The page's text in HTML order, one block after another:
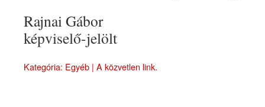
Rajnai Gábor
képviselő-jelölt
Kategória: Egyéb | A közvetlen link.